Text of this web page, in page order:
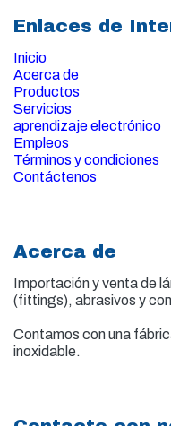
Enlaces de
Inicio
Acerca de
Productos
Servicios
aprendizaje electrónico
Empleos
Términos y condiciones
Contáctenos
Acerca de
Importación y venta de
(fittings), abrasivos y
Contamos con una
inoxidable.